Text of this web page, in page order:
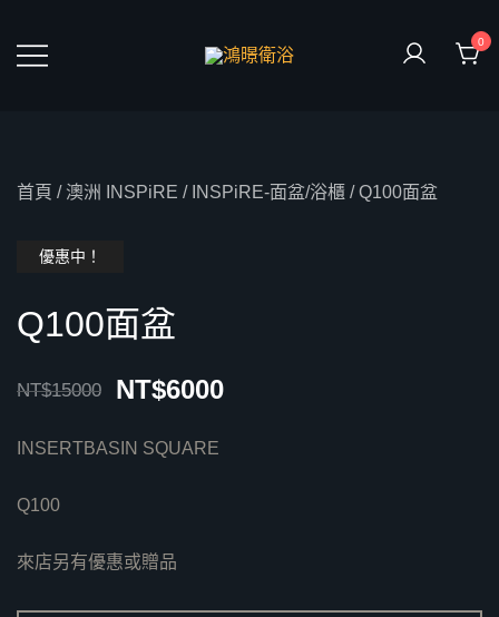
content
0
首頁 / 澳洲 INSPiRE / INSPiRE-面盆/浴櫃 / Q100面盆
優惠中！
Q100面盆
NT$15000 NT$6000
INSERTBASIN SQUARE
Q100
來店另有優惠或贈品